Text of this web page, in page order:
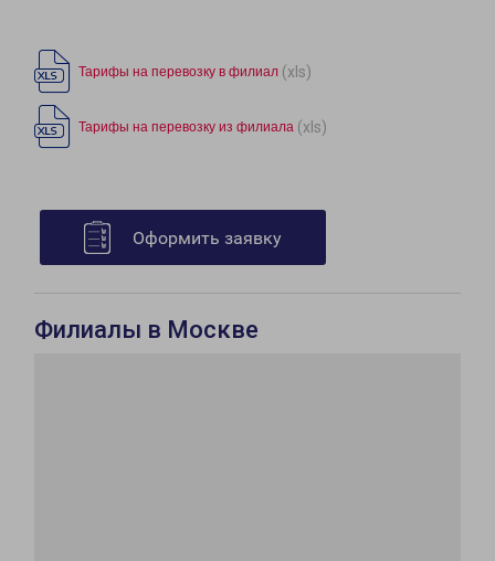
Тарифы на перевозку в филиал (xls)
Тарифы на перевозку из филиала (xls)
Оформить заявку
Филиалы в Москве